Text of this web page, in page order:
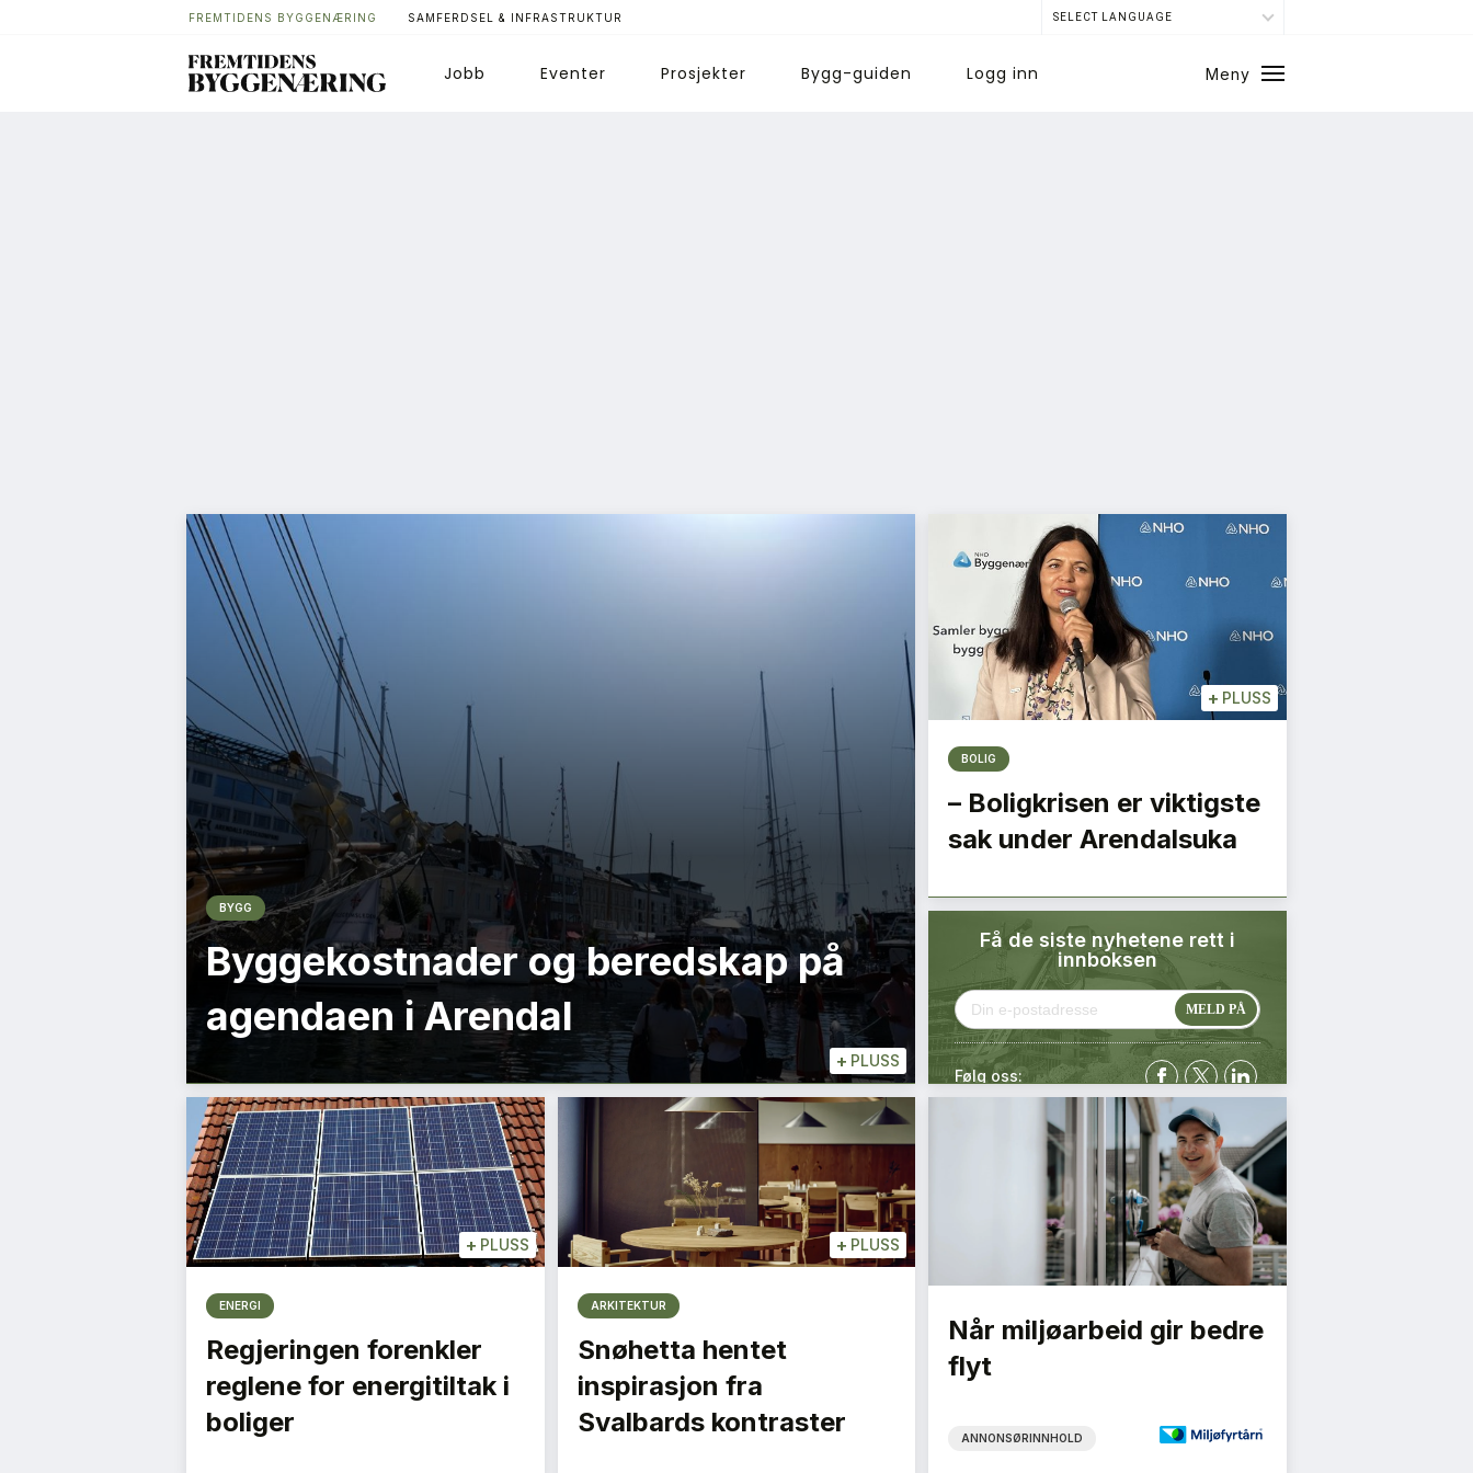
FREMTIDENS BYGGENÆRING SAMFERDSEL & INFRASTRUKTUR SELECT LANGUAGE
Jobb Eventer Prosjekter Bygg-guiden Logg inn
Meny
+ PLUSS
BYGG
Byggekostnader og beredskap på
agendaen i Arendal
+ PLUSS
BOLIG
– Boligkrisen er viktigste
sak under Arendalsuka
Få de siste nyhetene rett i
innboksen
Følg oss:
+ PLUSS
ENERGI
Regjeringen forenkler
reglene for energitiltak i
boliger
+ PLUSS
ARKITEKTUR
Snøhetta hentet
inspirasjon fra
Svalbards kontraster
Når miljøarbeid gir bedre
flyt
ANNONSØRINNHOLD